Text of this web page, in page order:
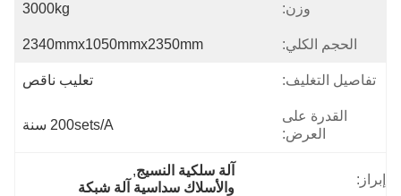
وزن: 3000kg
الحجم الكلي: 2340mmx1050mmx2350mm
تفاصيل التغليف: تعليب ناقص
القدرة على
العرض:
200sets/a سنة
إبراز:
آلة سلكية النسيج,
والأسلاك سداسية آلة شبكة